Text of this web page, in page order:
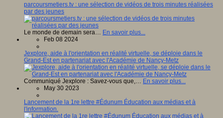
parcoursmetiers.tv : une sélection de vidéos de trois minutes réalisées
par des jeunes
Le monde de demain sera… En savoir plus...
Feb 08 2024
Jexplore, aide à l'orientation en réalité virtuelle, se déploie dans le
Grand-Est en partenariat avec l'Académie de Nancy-Metz
Communiqué Jexplore : Savez-vous que,… En savoir plus...
May 30 2023
Lancement de la 1re lettre #Édunum Éducation aux médias et à
l'information.